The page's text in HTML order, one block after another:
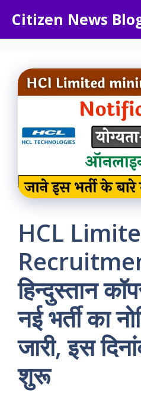
content
Citizen News
HCL
हिन्दुस्तान
नई भर्ती का
जारी, इस
शुरू